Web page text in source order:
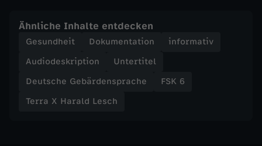
z
i
n
Ähnliche Inhalte entdecken
Gesundheit Dokumentation
informativ
Audiodeskription
Untertitel
Deutsche Gebärdensprache
FSK 6
Terra X Harald Lesch